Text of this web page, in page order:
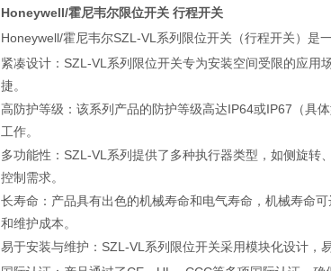
Honeywell/霍尼韦尔限位开关 行程开关
Honeywell/霍尼韦尔SZL-VL系列限位开关（行程开关）是
紧凑设计：SZL-VL系列限位开关专为安装空间受限的应用
捷。
高防护等级 ：该系列产品的防护等级高达IP64或IP67（具
工作。
多功能性 ：SZL-VL系列提供了多种执行器类型，如侧旋
控制需求。
长寿命 ：产品具有出色的机械寿命和电气寿命，机械寿命
和维护成本。
易于安装与维护 ：SZL-VL系列限位开关采用模块化设计，